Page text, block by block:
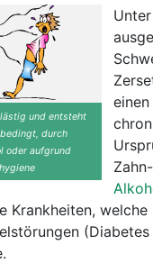
und entsteht
durch
oder aufgrund
Krankheiten,